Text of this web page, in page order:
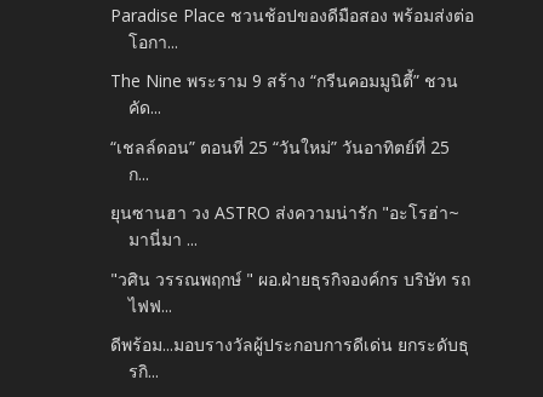
Paradise Place ชวนช้อปของดีมือสอง พร้อมส่งต่อ
โอกา...
The Nine พระราม 9 สร้าง “กรีนคอมมูนิตี้” ชวน
คัด...
“เชลล์ดอน” ตอนที่ 25 “วันใหม่” วันอาทิตย์ที่ 25
ก...
ยุนซานฮา วง ASTRO ส่งความน่ารัก "อะโรฮ่า~
มานี่มา ...
"วศิน วรรณพฤกษ์ " ผอ.ฝ่ายธุรกิจองค์กร บริษัท รถ
ไฟฟ...
ดีพร้อม...มอบรางวัลผู้ประกอบการดีเด่น ยกระดับธุ
รกิ...